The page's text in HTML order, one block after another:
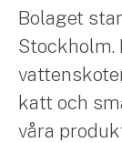
Bolaget
Stockholm.
katt och
våra